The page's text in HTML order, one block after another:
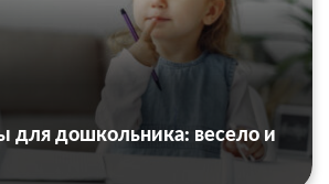
для дошкольника: весело и